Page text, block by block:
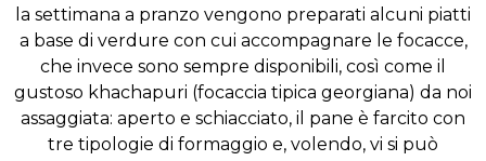
la settimana a pranzo vengono preparati alcuni piatti
a base di verdure con cui accompagnare le focacce,
che invece sono sempre disponibili, così come il
gustoso khachapuri (focaccia tipica georgiana) da noi
assaggiata: aperto e schiacciato, il pane è farcito con
tre tipologie di formaggio e, volendo, vi si può